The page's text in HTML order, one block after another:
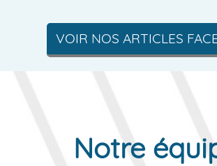
VOIR NOS ARTICLES
Notre